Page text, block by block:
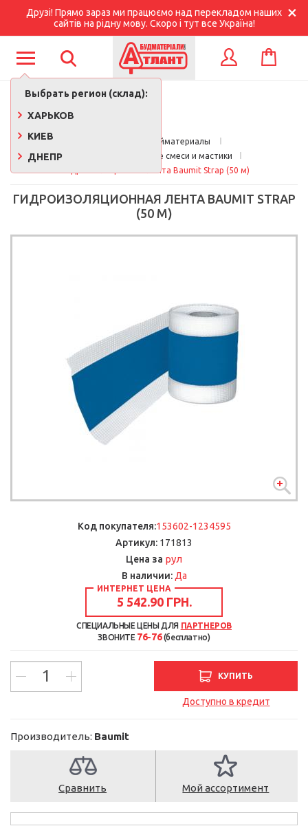
Друзі! Прямо зараз ми працюємо над перекладом наших
сайтів на рідну мову. Скоро і тут все Україна!
Выбрать регион (склад):
ХАРЬКОВ
КИЕВ
ДНЕПР
КОРЗИНА
Стройматериалы
Гидроизоляционные смеси и мастики
Гидроизоляционная лента Baumit Strap (50 м)
ГИДРОИЗОЛЯЦИОННАЯ ЛЕНТА BAUMIT STRAP
(50 М)
Код покупателя:153602-1234595
Артикул: 171813
Цена за рул
В наличии: Да
ИНТЕРНЕТ ЦЕНА
5 542.90 ГРН.
СПЕЦИАЛЬНЫЕ ЦЕНЫ ДЛЯ ПАРТНЕРОВ
ЗВОНИТЕ 76-76(бесплатно)
КУПИТЬ
Доступно в кредит
Производитель: Baumit
Сравнить Мой ассортимент